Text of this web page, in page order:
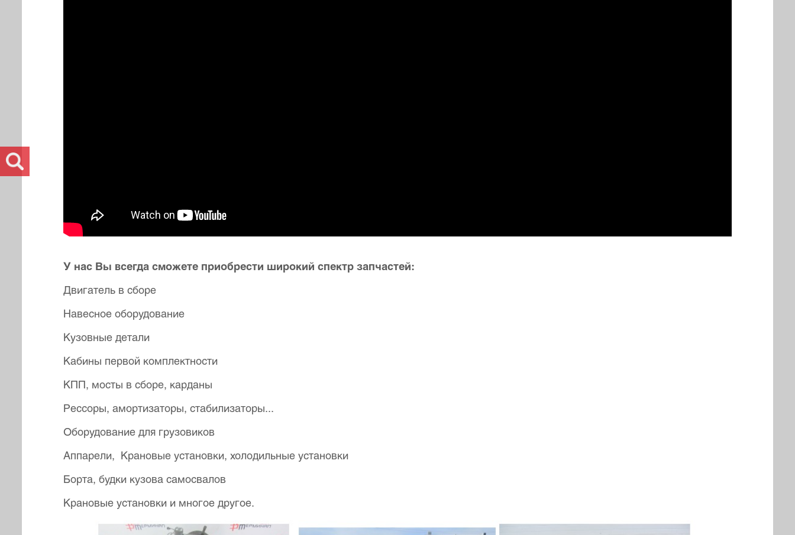
У нас Вы всегда сможете приобрести широкий спектр запчастей:
Двигатель в сборе
Навесное оборудование
Кузовные детали
Кабины первой комплектности
КПП, мосты в сборе, карданы
Рессоры, амортизаторы, стабилизаторы...
Оборудование для грузовиков
Аппарели, Крановые установки, холодильные установки
Борта, будки кузова самосвалов
Крановые установки и многое другое.